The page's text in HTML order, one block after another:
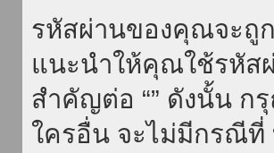
รหัสผ่านของคุณจะถู
แนะนำให้คุณใช้รหัส
สำคัญต่อ “” ดังนั้น ก
ใครอื่น จะไม่มีกรณีที่